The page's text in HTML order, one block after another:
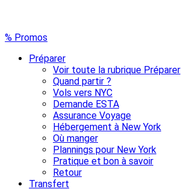
% Promos
Préparer
Voir toute la rubrique Préparer
Quand partir ?
Vols vers NYC
Demande ESTA
Assurance Voyage
Hébergement à New York
Où manger
Plannings pour New York
Pratique et bon à savoir
Retour
Transfert